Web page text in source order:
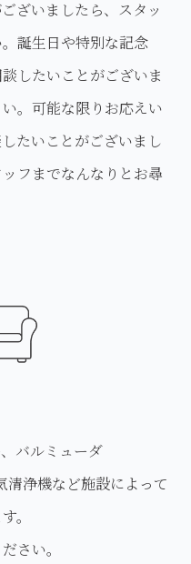
ざいましたら、スタッ
誕生日や特別な記念
したいことがございま
。可能な限りお応えい
たいことがございまし
フまでなんなりとお尋
バルミューダ
清浄機など施設によって
。
さい。